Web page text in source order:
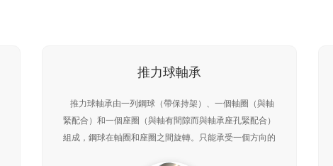
推力球軸承
推力球軸承由一列鋼球（帶保持架）、一個軸圈（與軸
緊配合）和一個座圈（與軸有間隙而與軸承座孔緊配合）
組成，鋼球在軸圈和座圈之間旋轉。只能承受一個方向的